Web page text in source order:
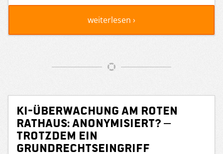
weiterlesen ›
KI-Überwachung am Roten
Rathaus: Anonymisiert? –
Trotzdem ein
Grundrechtseingriff